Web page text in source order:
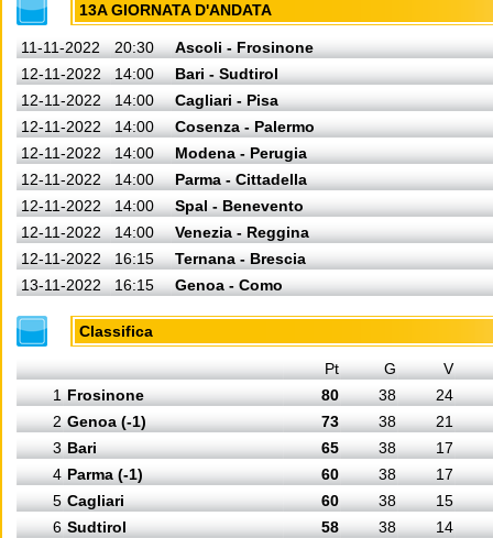
13A GIORNATA D'ANDATA
11-11-2022 20:30
Ascoli - Frosinone
12-11-2022
14:00
Bari - Sudtirol
12-11-2022
14:00
Cagliari - Pisa
12-11-2022
14:00
Cosenza - Palermo
12-11-2022
14:00
Modena - Perugia
12-11-2022
14:00
Parma - Cittadella
12-11-2022
14:00
Spal - Benevento
12-11-2022
14:00
Venezia - Reggina
12-11-2022
16:15
Ternana - Brescia
13-11-2022
16:15 Genoa - Como
Classifica
Pt G
V
1 Frosinone 80 38
24
2 Genoa (-1) 73 38
21
3 Bari 65 38
17
4 Parma (-1) 60 38
17
5 Cagliari 60 38
15
6 Sudtirol 58 38
14